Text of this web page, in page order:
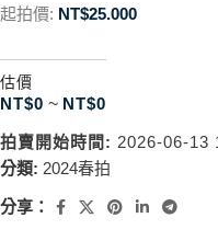
起拍價: NT$25.000
估價
NT$0 ~ NT$0
拍賣開始時間: 2026-06-13
分類: 2024春拍
分享：